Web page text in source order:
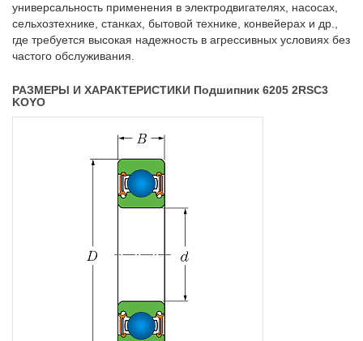
универсальность применения в электродвигателях, насосах,
сельхозтехнике, станках, бытовой технике, конвейерах и др.,
где требуется высокая надежность в агрессивных условиях без
частого обслуживания.
РАЗМЕРЫ И ХАРАКТЕРИСТИКИ Подшипник 6205 2RSC3
KOYO